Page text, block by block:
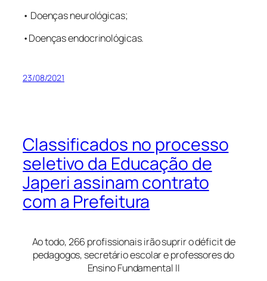
• Doenças neurológicas;
•Doenças endocrinológicas.
23/08/2021
Classificados no processo
seletivo da Educação de
Japeri assinam contrato
com a Prefeitura
Ao todo, 266 profissionais irão suprir o déficit de
pedagogos, secretário escolar e professores do
Ensino Fundamental II